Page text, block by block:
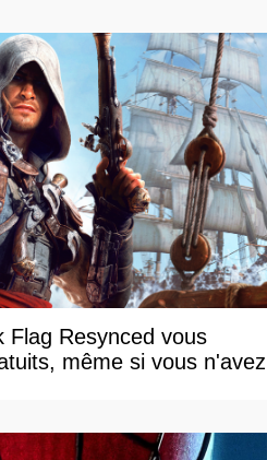
Flag Resynced vous
même si vous n'avez